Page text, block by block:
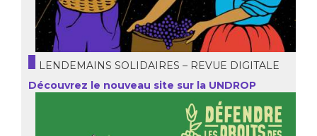
LENDEMAINS SOLIDAIRES – REVUE DIGITALE
Découvrez le nouveau site sur la UNDROP